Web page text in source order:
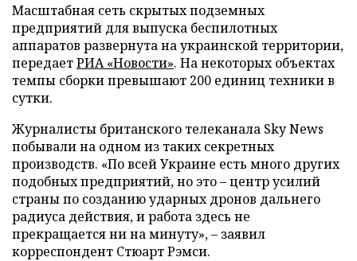
Масштабная сеть скрытых подземных
предприятий для выпуска беспилотных
аппаратов развернута на украинской территории,
передаетРИА «Новости». На некоторых объектах
темпы сборки превышают 200 единиц техники в
сутки.
Журналисты британского телеканала Sky News
побывали на одном из таких секретных
производств. «По всей Украине есть много других
подобных предприятий, но это – центр усилий
страны по созданию ударных дронов дальнего
радиуса действия, и работа здесь не
прекращается ни на минуту», – заявил
корреспондент Стюарт Рэмси.